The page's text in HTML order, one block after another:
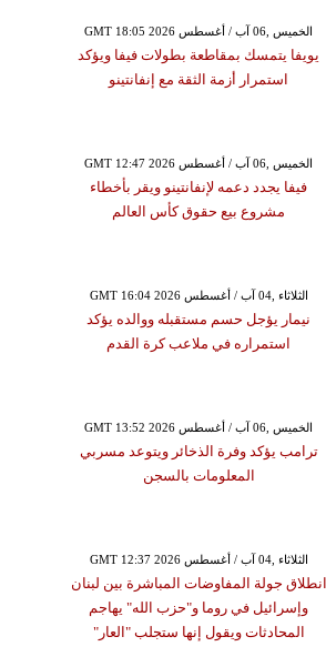
GMT 18:05 2026 الخميس ,06 آب / أغسطس
يويفا يتمسك بمقاطعة بطولات فيفا ويؤكد
استمرار أزمة الثقة مع إنفانتينو
GMT 12:47 2026 الخميس ,06 آب / أغسطس
فيفا يجدد دعمه لإنفانتينو ويقر بأخطاء
مشروع بيع حقوق كأس العالم
GMT 16:04 2026 الثلاثاء ,04 آب / أغسطس
نيمار يؤجل حسم مستقبله ووالده يؤكد
استمراره في ملاعب كرة القدم
GMT 13:52 2026 الخميس ,06 آب / أغسطس
ترامب يؤكد وفرة الذخائر ويتوعد مسربي
المعلومات بالسجن
GMT 12:37 2026 الثلاثاء ,04 آب / أغسطس
انطلاق جولة المفاوضات المباشرة بين لبنان
وإسرائيل في روما و"حزب الله" يهاجم
المحادثات ويقول إنها ستجلب "العار"